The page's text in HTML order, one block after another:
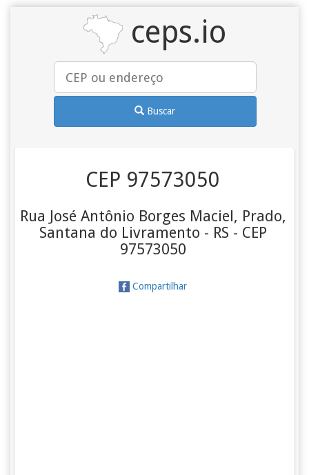
ceps.io
Buscar
CEP 97573050
Rua José Antônio Borges Maciel, Prado,
Santana do Livramento - RS - CEP
97573050
Compartilhar